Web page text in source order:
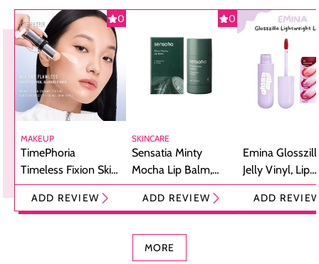
0
MAKEUP
TimePhoria
Timeless Fixion Skin
Tint Stick,
Foundation dan
ADD REVIEW
0
SKINCARE
Sensatia Minty
Mocha Lip Balm,
Pelembap Bibir
dengan Aroma
ADD REVIEW
Emina
Jelly Vinyl, Lip
Cream Glossy
Ringan
ADD
MORE